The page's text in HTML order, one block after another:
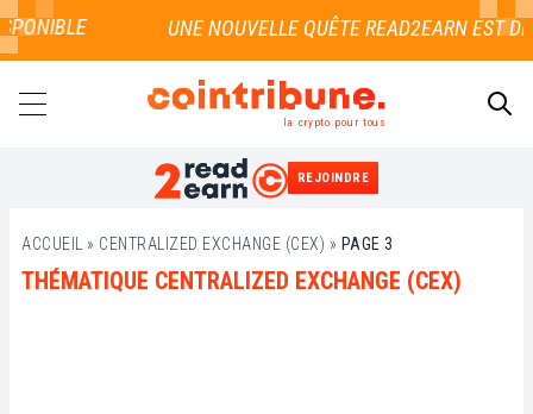
la crypto pour tous
REJOINDRE
ACCUEIL » CENTRALIZED EXCHANGE (CEX) » PAGE 3
THÉMATIQUE CENTRALIZED EXCHANGE (CEX)